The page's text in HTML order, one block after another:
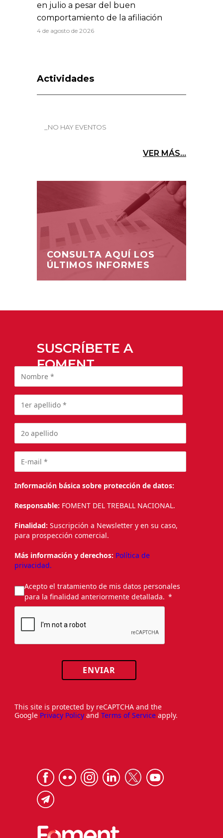
en julio a pesar del buen
comportamiento de la afiliación
4 de agosto de 2026
Actividades
_NO HAY EVENTOS
VER MÁS...
CONSULTA AQUÍ LOS
ÚLTIMOS INFORMES
SUSCRÍBETE A
FOMENT
Información básica sobre protección de datos:
Responsable: FOMENT DEL TREBALL NACIONAL.
Finalidad: Suscripción a Newsletter y en su caso,
para prospección comercial.
Más información y derechos: Política de
privacidad.
Acepto el tratamiento de mis datos personales
para la finalidad anteriormente detallada.
ENVIAR
This site is protected by reCAPTCHA and the
Google Privacy Policy and Terms of Service apply.